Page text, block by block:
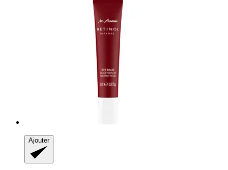
Ajouter